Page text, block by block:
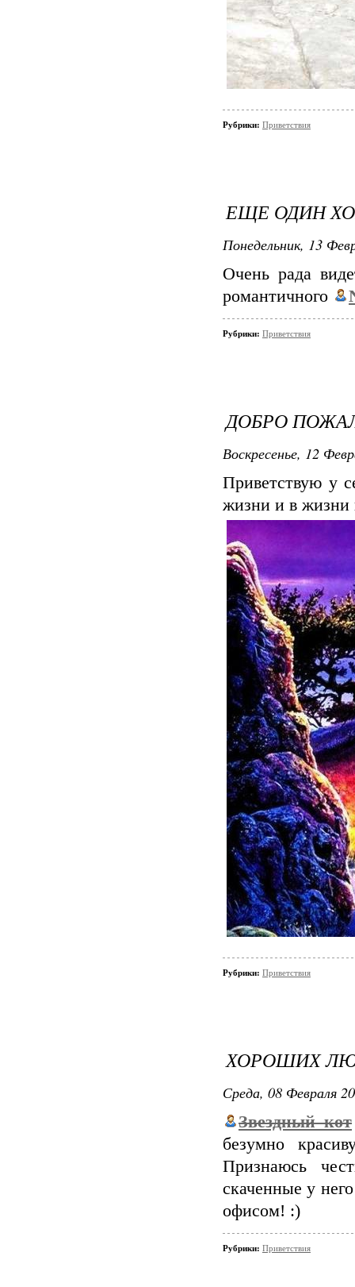
Рубрики: Приветствия
ЕЩЕ ОДИН
Понедельник, 13
Очень рада
романтичного
Рубрики: Приветствия
ДОБРО
Воскресенье, 12
Приветствую у
жизни и в жизни
Рубрики: Приветствия
ХОРОШИХ
Среда, 08 Февраля
Звездный_кот
безумно
Признаюсь
скаченные у
офисом! :)
Рубрики: Приветствия